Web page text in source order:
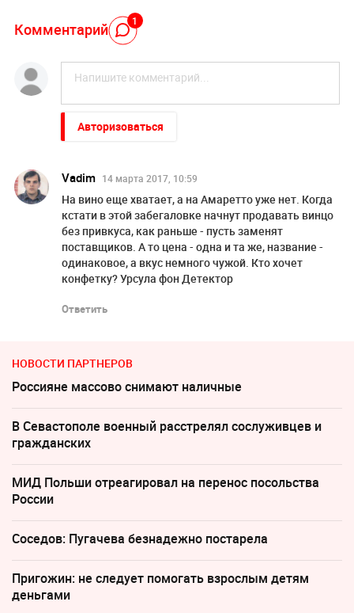
Комментарий 1
Авторизоваться
Vadim 14 марта 2017, 10:59
На вино еще хватает, а на Амаретто уже нет. Когда
кстати в этой забегаловке начнут продавать винцо
без привкуса, как раньше - пусть заменят
поставщиков. А то цена - одна и та же, название -
одинаковое, а вкус немного чужой. Кто хочет
конфетку? Урсула фон Детектор
Ответить
НОВОСТИ ПАРТНЕРОВ
Россияне массово снимают наличные
В Севастополе военный расстрелял сослуживцев и
гражданских
МИД Польши отреагировал на перенос посольства
России
Соседов: Пугачева безнадежно постарела
Пригожин: не следует помогать взрослым детям
деньгами